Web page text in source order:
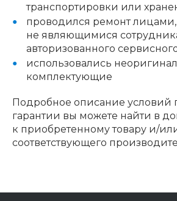
транспортировки или
проводился ремонт лицами,
не являющимися
авторизованного
использовались
комплектующие
Подробное описание условий
гарантии вы можете найти в
к приобретенному товару и/
соответствующего